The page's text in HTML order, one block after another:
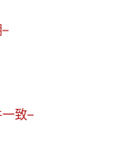
致–